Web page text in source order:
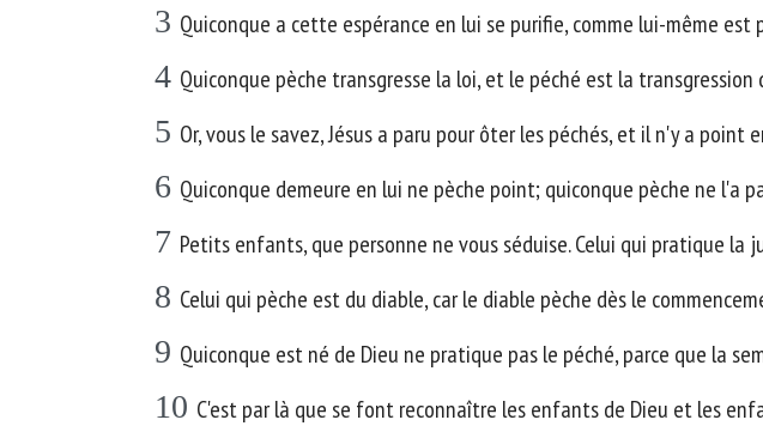
3 Quiconque a cette espérance en lui se purifie, comme lui-même est
4 Quiconque pèche transgresse la loi, et le péché est la transgression
5 Or, vous le savez, Jésus a paru pour ôter les péchés, et il n'y a point
6 Quiconque demeure en lui ne pèche point; quiconque pèche ne l'a
7 Petits enfants, que personne ne vous séduise. Celui qui pratique
8 Celui qui pèche est du diable, car le diable pèche dès le
9 Quiconque est né de Dieu ne pratique pas le péché, parce que la
10 C'est par là que se font reconnaître les enfants de Dieu et les